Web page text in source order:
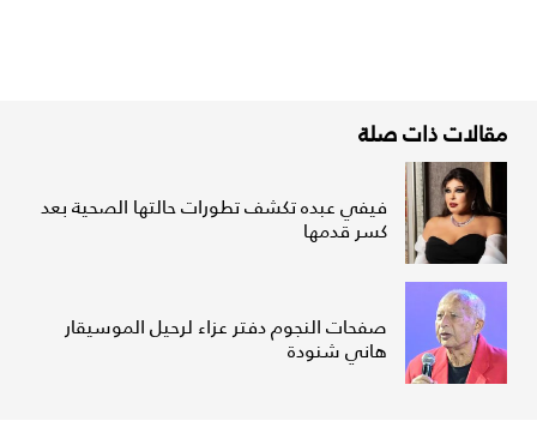
مقالات ذات صلة
فيفي عبده تكشف تطورات حالتها الصحية بعد
كسر قدمها
صفحات النجوم دفتر عزاء لرحيل الموسيقار
هاني شنودة